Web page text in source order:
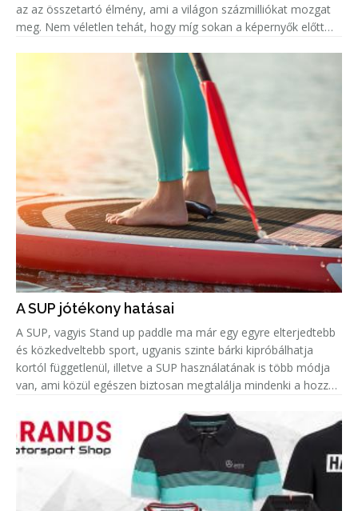
az az összetartó élmény, ami a világon százmilliókat mozgat
meg. Nem véletlen tehát, hogy míg sokan a képernyők előtt
A SUP jótékony hatásai
A SUP, vagyis Stand up paddle ma már egy egyre elterjedtebb
és közkedveltebb sport, ugyanis szinte bárki kipróbálhatja
kortól függetlenül, illetve a SUP használatának is több módja
van, ami közül egészen biztosan megtalálja mindenki a hozzá